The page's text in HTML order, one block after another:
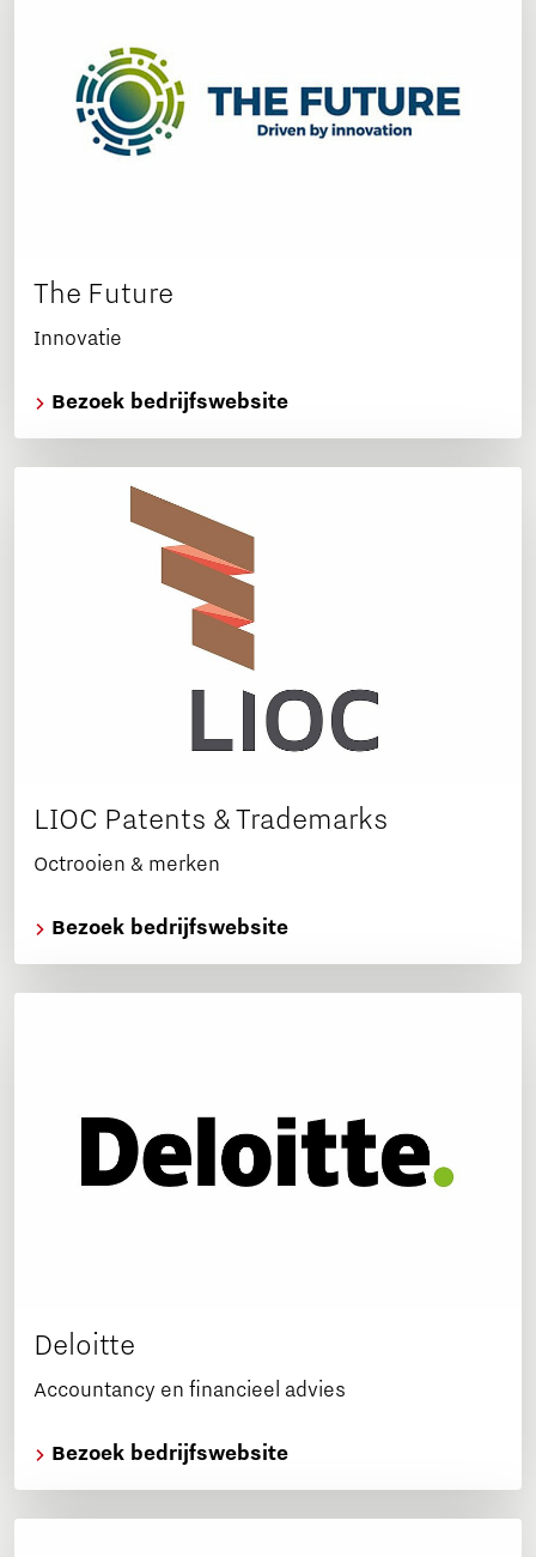
The Future
Innovatie
Bezoek bedrijfswebsite
LIOC Patents & Trademarks
Octrooien & merken
Bezoek bedrijfswebsite
Deloitte
Accountancy en financieel advies
Bezoek bedrijfswebsite